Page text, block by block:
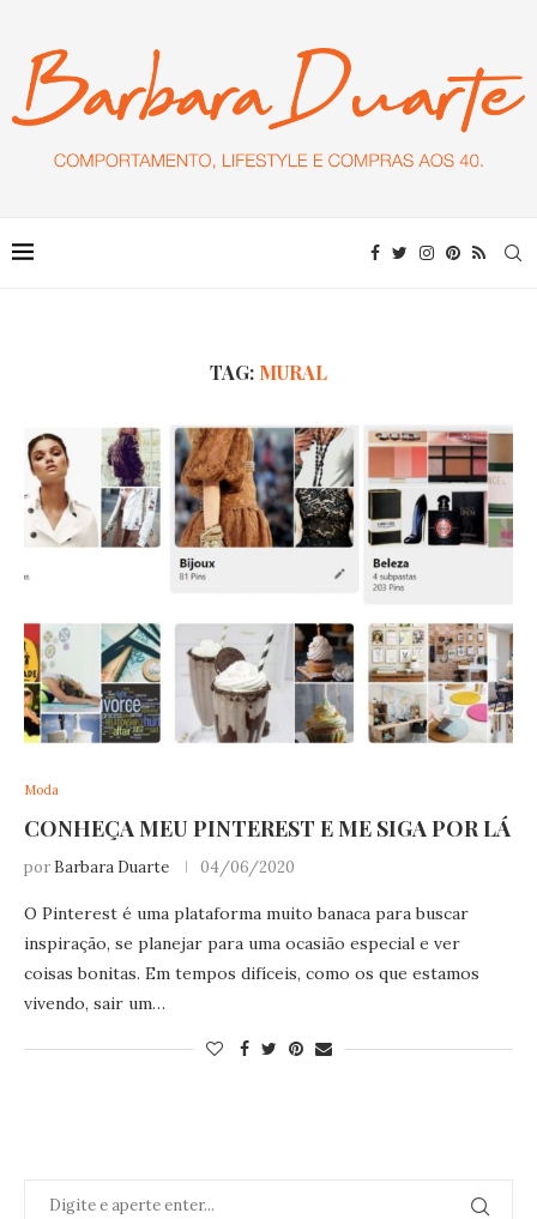
TAG: MURAL
Moda
CONHEÇA MEU PINTEREST E ME SIGA POR LÁ
por Barbara Duarte 04/06/2020
O Pinterest é uma plataforma muito banaca para buscar
inspiração, se planejar para uma ocasião especial e ver
coisas bonitas. Em tempos difíceis, como os que estamos
vivendo, sair um…